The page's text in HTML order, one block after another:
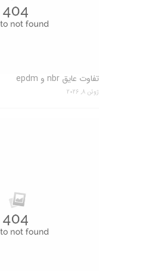
تفاوت عایق nbr و epdm
ژوئن 8, 2026